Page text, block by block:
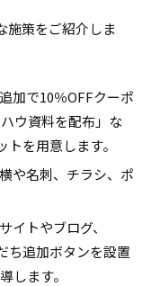
施策をご紹介しま
加で10％OFFクーポ
ウ資料を配布」な
を用意します。
や名刺、チラシ、ポ
イトやブログ、
ち追加ボタンを設置
します。